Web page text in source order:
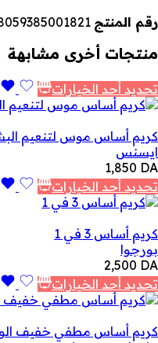
رقم المنتج
منتجات أخرى مشابهة
تحديد أحد الخيارات
كريم أساس موس لتنعيم
ايسنس
1,850 DA
تحديد أحد الخيارات
كريم أساس 3 في 1
بورجوا
2,500 DA
تحديد أحد الخيارات
كريم أساس مطفي خفيف